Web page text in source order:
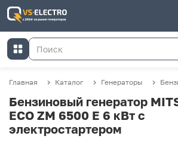
Главная Каталог Генераторы
Бензиновый генератор
ECO ZM 6500 Е 6 кВт с
электростартером